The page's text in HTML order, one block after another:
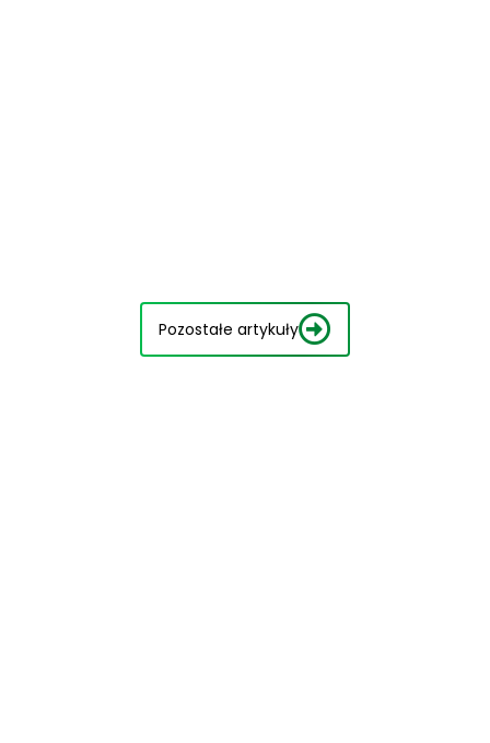
Pozostałe artykuły